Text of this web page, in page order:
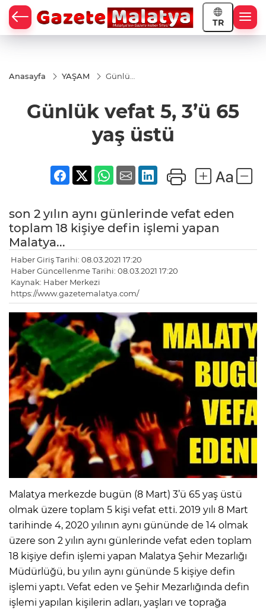
TR
Anasayfa YAŞAM
Günlük
üstü
Günlük vefat 5, 3’ü 65
yaş üstü
son 2 yılın aynı günlerinde vefat eden
toplam 18 kişiye defin işlemi yapan
Malatya...
Haber Giriş Tarihi: 08.03.2021 17:20
Haber Güncellenme Tarihi: 08.03.2021 17:20
Kaynak: Haber Merkezi
https://www.gazetemalatya.com/
Malatya merkezde bugün (8 Mart) 3’ü 65 yaş üstü
olmak üzere toplam 5 kişi vefat etti. 2019 yılı 8 Mart
tarihinde 4, 2020 yılının aynı gününde de 14 olmak
üzere son 2 yılın aynı günlerinde vefat eden toplam
18 kişiye defin işlemi yapan Malatya Şehir Mezarlığı
Müdürlüğü, bu yılın aynı gününde 5 kişiye defin
işlemi yaptı. Vefat eden ve Şehir Mezarlığında defin
işlemi yapılan kişilerin adları, yaşları ve toprağa